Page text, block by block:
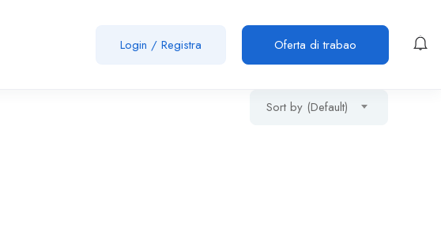
Login / Registra Oferta di trabao
Sort by (Default)